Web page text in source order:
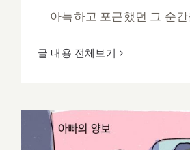
아늑하고 포근했던 그 순
글 내용 전체보기